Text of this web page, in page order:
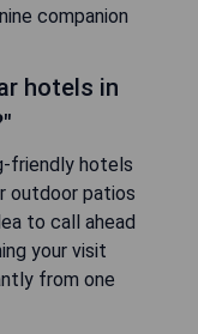
companion
hotels in
friendly hotels
outdoor patios
to call ahead
your visit
from one